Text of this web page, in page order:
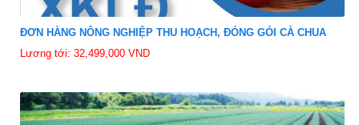
ĐƠN HÀNG NÔNG NGHIỆP THU HOẠCH, ĐÓNG GÓI CÀ CHUA
Lương tới: 32,499,000 VND